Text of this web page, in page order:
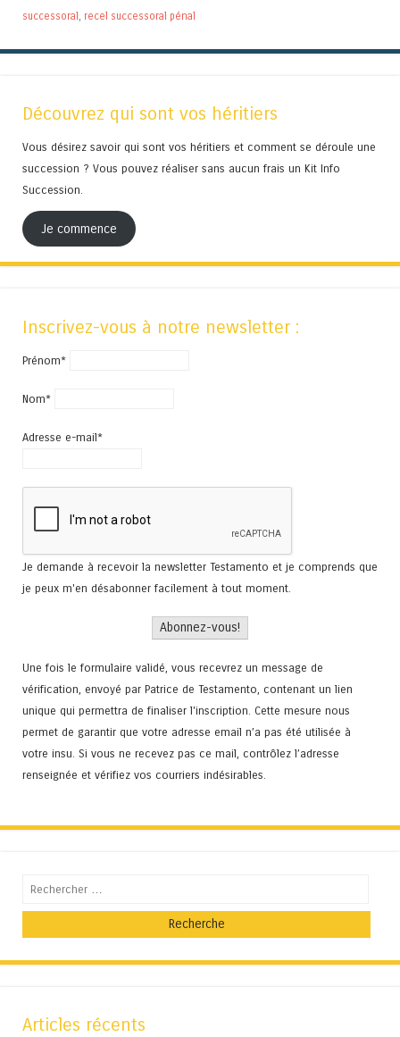
successoral , recel successoral pénal
Découvrez qui sont vos héritiers
Vous désirez savoir qui sont vos héritiers et comment se déroule une
succession ? Vous pouvez réaliser sans aucun frais un Kit Info
Succession.
Je commence
Inscrivez-vous à notre newsletter :
Prénom*
Nom*
Adresse e-mail*
Je demande à recevoir la newsletter Testamento et je comprends que
je peux m'en désabonner facilement à tout moment.
Une fois le formulaire validé, vous recevrez un message de
vérification, envoyé par Patrice de Testamento, contenant un lien
unique qui permettra de finaliser l'inscription. Cette mesure nous
permet de garantir que votre adresse email n’a pas été utilisée à
votre insu. Si vous ne recevez pas ce mail, contrôlez l’adresse
renseignée et vérifiez vos courriers indésirables.
Recherche
Articles récents